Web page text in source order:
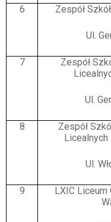
6 Zespół
Ul.
7
Zespół
Ul.
8
Zespół
Ul.
9
LXIC Liceum